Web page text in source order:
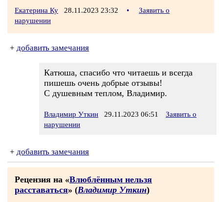
Екатерина Ку 28.11.2023 23:32 •
Заявить о
нарушении
+ добавить замечания
Катюша, спасибо что читаешь и всегда
пишешь очень добрые отзывы!
С душевным теплом, Владимир.
Владимир Уткин 29.11.2023 06:51
Заявить о
нарушении
+ добавить замечания
Рецензия на «Влюблённым нельзя
расставаться» (Владимир Уткин)